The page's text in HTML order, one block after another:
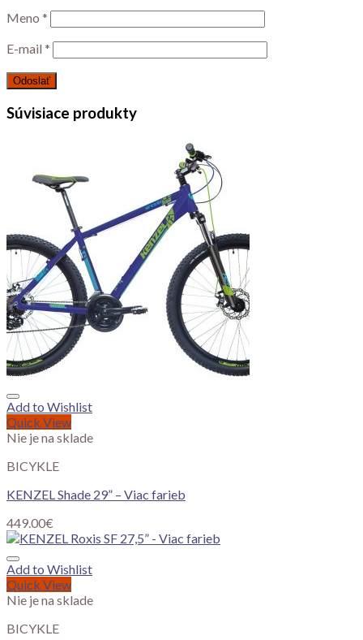
Meno *
E-mail *
Súvisiace produkty
Add to Wishlist
Quick View
Nie je na sklade
BICYKLE
KENZEL Shade 29” – Viac farieb
449.00€
Add to Wishlist
Quick View
Nie je na sklade
BICYKLE